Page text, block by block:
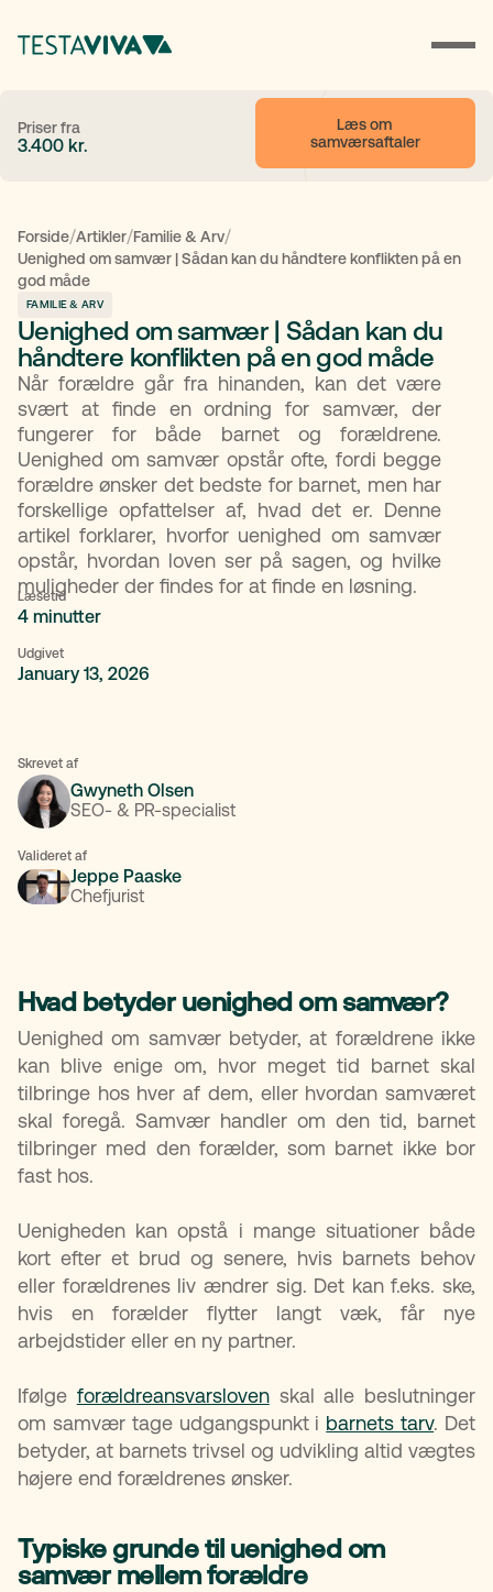
Priser fra
3.400 kr.
Læs om
samværsaftaler
Forside/Artikler/Familie & Arv/
Uenighed om samvær | Sådan kan du håndtere konflikten på en
god måde
FAMILIE & ARV
Uenighed om samvær | Sådan kan du
håndtere konflikten på en god måde
Når forældre går fra hinanden, kan det være
svært at finde en ordning for samvær, der
fungerer for både barnet og forældrene.
Uenighed om samvær opstår ofte, fordi begge
forældre ønsker det bedste for barnet, men har
forskellige opfattelser af, hvad det er. Denne
artikel forklarer, hvorfor uenighed om samvær
opstår, hvordan loven ser på sagen, og hvilke
muligheder der findes for at finde en løsning.
Læsetid
4 minutter
Udgivet
January 13, 2026
Skrevet af
Gwyneth Olsen
SEO- & PR-specialist
Valideret af
Jeppe Paaske
Chefjurist
Hvad betyder uenighed om samvær?
Uenighed om samvær betyder, at forældrene ikke
kan blive enige om, hvor meget tid barnet skal
tilbringe hos hver af dem, eller hvordan samværet
skal foregå. Samvær handler om den tid, barnet
tilbringer med den forælder, som barnet ikke bor
fast hos.
Uenigheden kan opstå i mange situationer både
kort efter et brud og senere, hvis barnets behov
eller forældrenes liv ændrer sig. Det kan f.eks. ske,
hvis en forælder flytter langt væk, får nye
arbejdstider eller en ny partner.
Ifølge forældreansvarslovenskal alle beslutninger
om samvær tage udgangspunkt i barnets tarv. Det
betyder, at barnets trivsel og udvikling altid vægtes
højere end forældrenes ønsker.
Typiske grunde til uenighed om
samvær mellem forældre